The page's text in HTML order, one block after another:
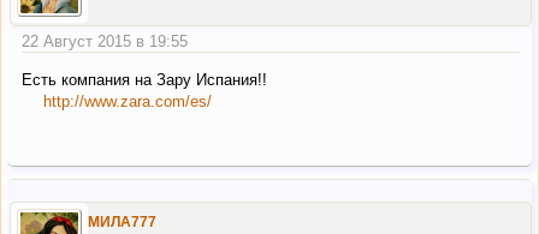
22 Август 2015 в 19:55
Есть компания на Зару Испания!!
http://www.zara.com/es/
МИЛА777